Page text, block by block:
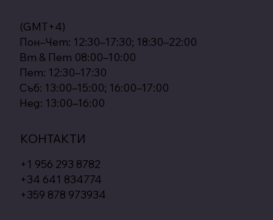
(GMT+4)
Пон–Чет: 12:30–17:30; 18:30–22:00
Вт & Пет 08:00–10:00
Пет: 12:30–17:30
Съб: 13:00–15:00; 16:00–17:00
Нед: 13:00–16:00
КОНТАКТИ
+1 956 293 8782
+34 641 834774
+359 878 973934